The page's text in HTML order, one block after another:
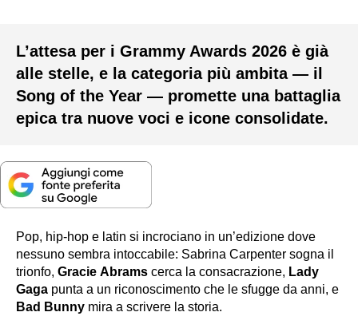
L’attesa per i Grammy Awards 2026 è già
alle stelle, e la categoria più ambita — il
Song of the Year — promette una battaglia
epica tra nuove voci e icone consolidate.
Pop, hip-hop e latin si incrociano in un’edizione dove
nessuno sembra intoccabile: Sabrina Carpenter sogna il
trionfo, Gracie Abrams cerca la consacrazione, Lady
Gaga punta a un riconoscimento che le sfugge da anni, e
Bad Bunny mira a scrivere la storia.